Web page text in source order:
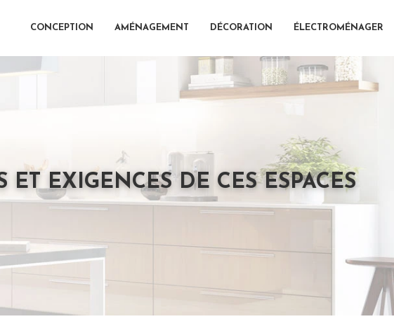
CONCEPTION AMÉNAGEMENT DÉCORATION ÉLECTROMÉNAGER
EXIGENCES DE CES ESPACES